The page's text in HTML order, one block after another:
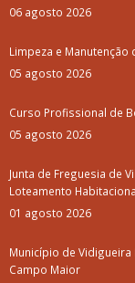
06 agosto 2026
Limpeza e
05 agosto 2026
Curso Profissional de
05 agosto 2026
Junta de Freguesia de
Loteamento
01 agosto 2026
Município de
Campo Maior